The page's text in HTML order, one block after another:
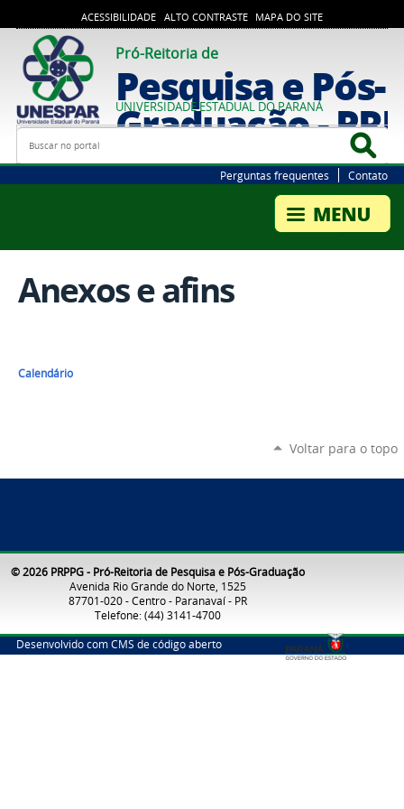
ACESSIBILIDADE ALTO CONTRASTE MAPA DO SITE
Pró-Reitoria de
Pesquisa e Pós-
Graduação -
UNIVERSIDADE ESTADUAL DO PARANÁ
Busca
Perguntas frequentes Contato
Anexos e afins
Calendário
Voltar para o topo
© 2026 PRPPG - Pró-Reitoria de Pesquisa e Pós-Graduação
Avenida Rio Grande do Norte, 1525
87701-020 - Centro - Paranavaí - PR
Telefone: (44) 3141-4700
Desenvolvido com CMS de código aberto